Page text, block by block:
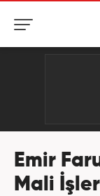
Emir
Mali